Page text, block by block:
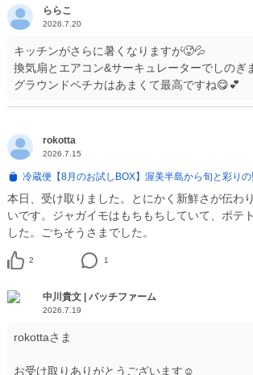
ららこ
2026.7.20
キッチンがさらに暑くなりますが🥵💦
換気扇とエアコン&サーキュレーターでしのぎ
グラウンドペチカはあまくて最高ですね😋💕
rokotta
2026.7.15
冷蔵便【8月のお試しBOX】渥美半島から旬と彩りの
本日、受け取りました。とにかく新鮮さが伝わ
いです。ジャガイモはもちもちしていて、ポテ
した。ごちそうさまでした。
2 1
中川貴文 | パッチファーム
2026.7.19
rokottaさま
お受け取りありがとうございます☺️